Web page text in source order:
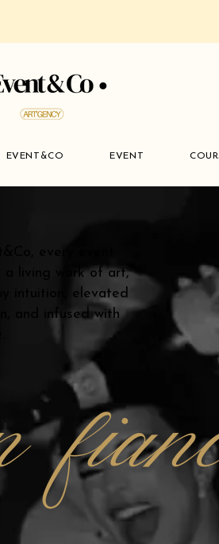
EVENT&CO EVENT
a living work of art,
intuition, elevated
and infused with